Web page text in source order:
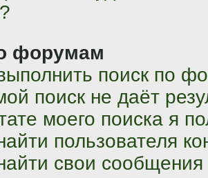
форумам
поиск по
поиск не даёт
моего поиска я
пользователя
свои